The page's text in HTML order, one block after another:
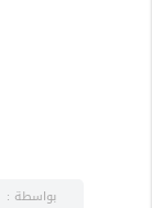
بواسطة :